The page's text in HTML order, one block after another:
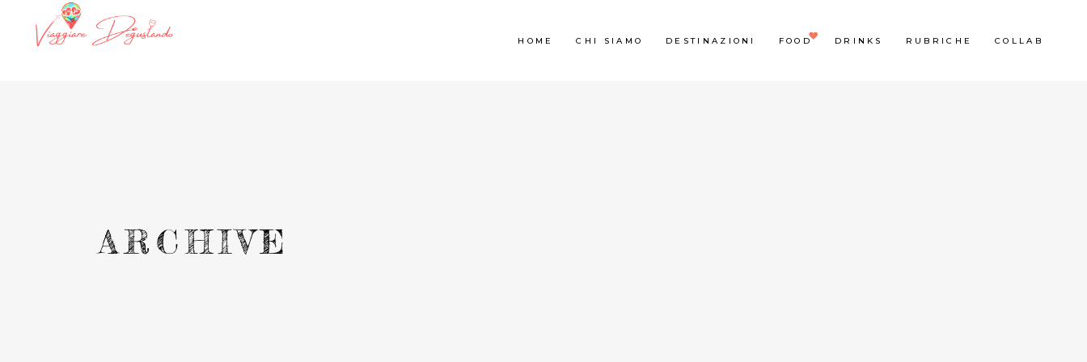
HOME CHI SIAMO DESTINAZIONI FOOD DRINKS RUBRICHE COLLAB
ARCHIVE